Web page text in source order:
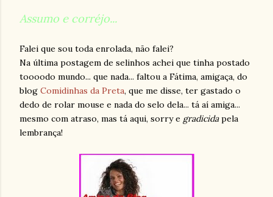
Assumo e corréjo...
Falei que sou toda enrolada, não falei?
Na última postagem de selinhos achei que tinha postado
toooodo mundo... que nada... faltou a Fátima, amigaça, do
blog Comidinhas da Preta, que me disse, ter gastado o
dedo de rolar mouse e nada do selo dela... tá aí amiga...
mesmo com atraso, mas tá aqui, sorry e gradicidapela
lembrança!